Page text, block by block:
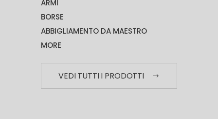
ARMI
BORSE
ABBIGLIAMENTO DA MAESTRO
MORE
VEDI TUTTI I PRODOTTI